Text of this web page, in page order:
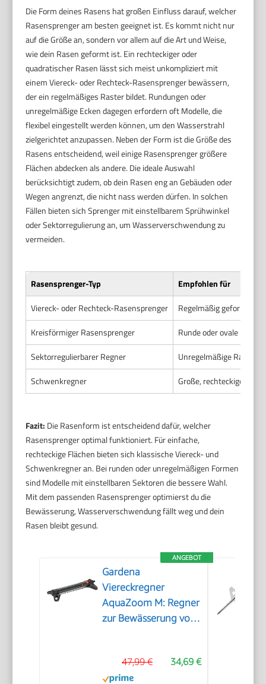
Die Form deines Rasens hat großen Einfluss darauf, welcher
Rasensprenger am besten geeignet ist. Es kommt nicht nur
auf die Größe an, sondern vor allem auf die Art und Weise,
wie dein Rasen geformt ist. Ein rechteckiger oder
quadratischer Rasen lässt sich meist unkompliziert mit
einem Viereck- oder Rechteck-Rasensprenger bewässern,
der ein regelmäßiges Raster bildet. Rundungen oder
unregelmäßige Ecken dagegen erfordern oft Modelle, die
flexibel eingestellt werden können, um den Wasserstrahl
zielgerichtet anzupassen. Neben der Form ist die Größe des
Rasens entscheidend, weil einige Rasensprenger größere
Flächen abdecken als andere. Die ideale Auswahl
berücksichtigt zudem, ob dein Rasen eng an Gebäuden oder
Wegen angrenzt, die nicht nass werden dürfen. In solchen
Fällen bieten sich Sprenger mit einstellbarem Sprühwinkel
oder Sektorregulierung an, um Wasserverschwendung zu
vermeiden.
Rasensprenger-Typ
Empfohlen für
Viereck- oder Rechteck-Rasensprenger
Regelmäßig geformte
Kreisförmiger Rasensprenger
Runde oder ovale
Sektorregulierbarer Regner
Unregelmäßige
Schwenkregner
Große, rechteckige oder
Fazit: Die Rasenform ist entscheidend dafür, welcher
Rasensprenger optimal funktioniert. Für einfache,
rechteckige Flächen bieten sich klassische Viereck- und
Schwenkregner an. Bei runden oder unregelmäßigen Formen
sind Modelle mit einstellbaren Sektoren die bessere Wahl.
Mit dem passenden Rasensprenger optimierst du die
Bewässerung, Wasserverschwendung fällt weg und dein
Rasen bleibt gesund.
ANGEBOT
Gardena
Viereckregner
AquaZoom M: Regner
zur Bewässerung von
m, Sprengweite 3-14
m, integrierter
34,69 €
47,99 €